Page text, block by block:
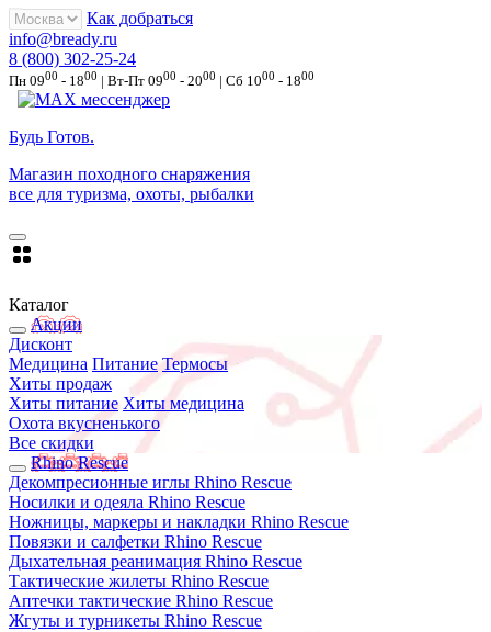
Как добраться
info@bready.ru
8 (800) 302-25-24
Пн 0900 - 1800 | Вт-Пт 0900 - 2000 | Сб 1000 - 1800
Будь Готов.
Магазин походного снаряжения
все для туризма, охоты, рыбалки
Каталог
Акции
Дисконт
Медицина Питание Термосы
Хиты продаж
Хиты питание Хиты медицина
Охота вкусненького
Все скидки
Rhino Rescue
Декомпресионные иглы Rhino Rescue
Носилки и одеяла Rhino Rescue
Ножницы, маркеры и накладки Rhino Rescue
Повязки и салфетки Rhino Rescue
Дыхательная реанимация Rhino Rescue
Тактические жилеты Rhino Rescue
Аптечки тактические Rhino Rescue
Жгуты и турникеты Rhino Rescue